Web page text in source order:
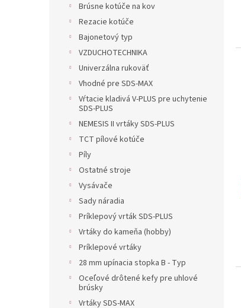
Brúsne kotúče na kov
Rezacie kotúče
Bajonetový typ
VZDUCHOTECHNIKA
Univerzálna rukoväť
Vhodné pre SDS-MAX
Vŕtacie kladivá V-PLUS pre uchytenie
SDS-PLUS
NEMESIS II vrtáky SDS-PLUS
TCT pílové kotúče
Píly
Ostatné stroje
Vysávače
Sady náradia
Príklepový vrták SDS-PLUS
Vrtáky do kameňa (hobby)
Príklepové vrtáky
28 mm upínacia stopka B - Typ
Oceľové drôtené kefy pre uhlové
brúsky
Vrtáky SDS-MAX